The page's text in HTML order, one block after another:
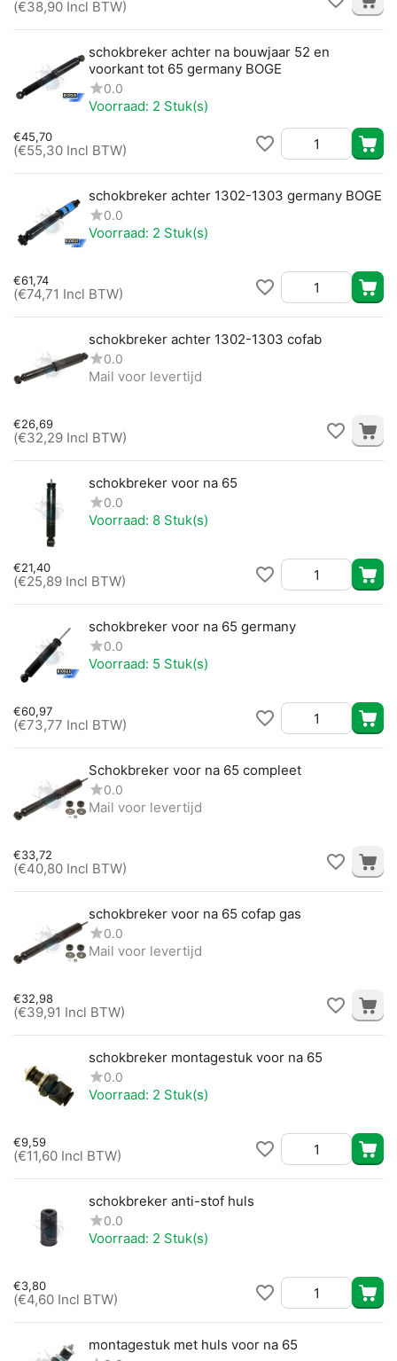
(€38,90 Incl BTW)
schokbreker achter na bouwjaar 52 en
voorkant tot 65 germany BOGE
0.0
Voorraad: 2 Stuk(s)
€45,70
(€55,30 Incl BTW)
schokbreker achter 1302-1303 germany BOGE
0.0
Voorraad: 2 Stuk(s)
€61,74
(€74,71 Incl BTW)
schokbreker achter 1302-1303 cofab
0.0
Mail voor levertijd
€26,69
(€32,29 Incl BTW)
schokbreker voor na 65
0.0
Voorraad: 8 Stuk(s)
€21,40
(€25,89 Incl BTW)
schokbreker voor na 65 germany
0.0
Voorraad: 5 Stuk(s)
€60,97
(€73,77 Incl BTW)
Schokbreker voor na 65 compleet
0.0
Mail voor levertijd
€33,72
(€40,80 Incl BTW)
schokbreker voor na 65 cofap gas
0.0
Mail voor levertijd
€32,98
(€39,91 Incl BTW)
schokbreker montagestuk voor na 65
0.0
Voorraad: 2 Stuk(s)
€9,59
(€11,60 Incl BTW)
schokbreker anti-stof huls
0.0
Voorraad: 2 Stuk(s)
€3,80
(€4,60 Incl BTW)
montagestuk met huls voor na 65